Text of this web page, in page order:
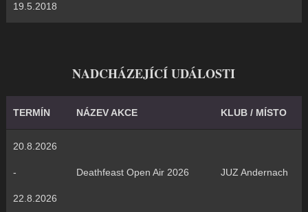
19.5.2018
NADCHÁZEJÍCÍ UDÁLOSTI
TERMÍN NÁZEV AKCE KLUB / MÍSTO
20.8.2026
-
22.8.2026
Deathfeast Open Air 2026 JUZ Andernach